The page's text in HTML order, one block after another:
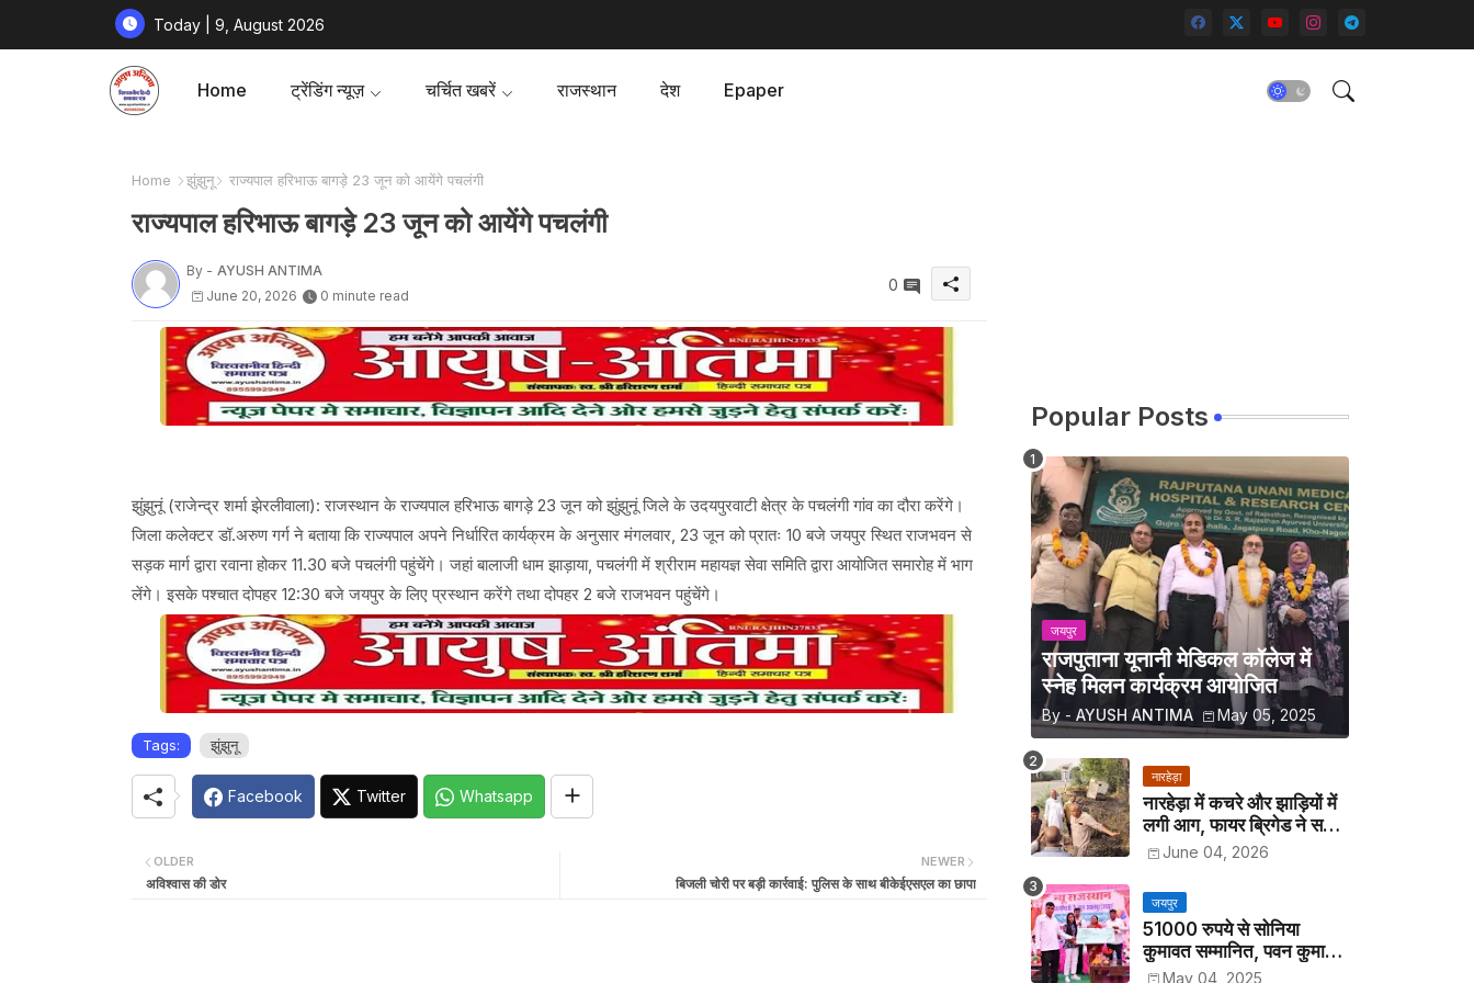
Today | 9, August 2026
Home ट्रेंडिंग न्यूज़ चर्चित खबरें राजस्थान देश Epaper
Home झुंझुनू राज्यपाल हरिभाऊ बागड़े 23 जून को आयेंगे पचलंगी
राज्यपाल हरिभाऊ बागड़े 23 जून को आयेंगे पचलंगी
By - AYUSH ANTIMA
June 20, 2026
0 minute read
0
झुंझुनूं (राजेन्द्र शर्मा झेरलीवाला): राजस्थान के राज्यपाल हरिभाऊ बागड़े 23 जून को झुंझुनूं जिले के उदयपुरवाटी क्षेत्र के पचलंगी गांव का दौरा करेंगे।
जिला कलेक्टर डॉ.अरुण गर्ग ने बताया कि राज्यपाल अपने निर्धारित कार्यक्रम के अनुसार मंगलवार, 23 जून को प्रातः 10 बजे जयपुर स्थित राजभवन से
सड़क मार्ग द्वारा रवाना होकर 11.30 बजे पचलंगी पहुंचेंगे। जहां बालाजी धाम झाड़ाया, पचलंगी में श्रीराम महायज्ञ सेवा समिति द्वारा आयोजित समारोह में भाग
लेंगे। इसके पश्चात दोपहर 12:30 बजे जयपुर के लिए प्रस्थान करेंगे तथा दोपहर 2 बजे राजभवन पहुंचेंगे।
Tags: झुंझुनू
Facebook Twitter Whatsapp
NEWER
बिजली चोरी पर बड़ी कार्रवाई: पुलिस के साथ बीकेईएसएल का छापा
OLDER
​ अविश्वास की डोर
Popular Posts
जयपुर
राजपुताना यूनानी मेडिकल कॉलेज में
स्नेह मिलन कार्यक्रम आयोजित
By - AYUSH ANTIMA May 05, 2025
नारहेड़ा
नारहेड़ा में कचरे और झाड़ियों में
लगी आग, फायर ब्रिगेड ने समय
रहते पाया काबू
June 04, 2026
जयपुर
51000 रुपये से सोनिया
कुमावत सम्मानित, पवन कुमावत
व अन्य छात्रों को मिला लैपटॉप
May 04, 2025